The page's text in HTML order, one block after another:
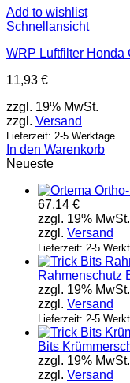
Add to wishlist
Schnellansicht
WRP Luftfilter Honda
11,93 €
zzgl. 19% MwSt.
zzgl. Versand
Lieferzeit: 2-5 Werktage
In den Warenkorb
Neueste
67,14 €
zzgl. 19% MwSt.
zzgl. Versand
Lieferzeit: 2-5
Rahmenschutz
zzgl. 19% MwSt.
zzgl. Versand
Lieferzeit: 2-5
Bits
zzgl. 19% MwSt.
zzgl. Versand